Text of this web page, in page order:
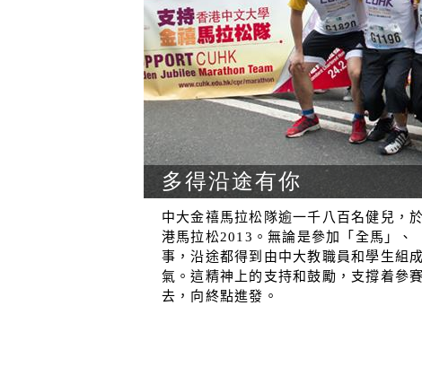
多得沿途有你
中大金禧馬拉松隊逾一千八百名健兒，
港馬拉松2013。無論是參加「全馬」、
事，沿途都得到由中大教職員和學生組
氣。這精神上的支持和鼓勵，支撐着參
去，向終點進發。